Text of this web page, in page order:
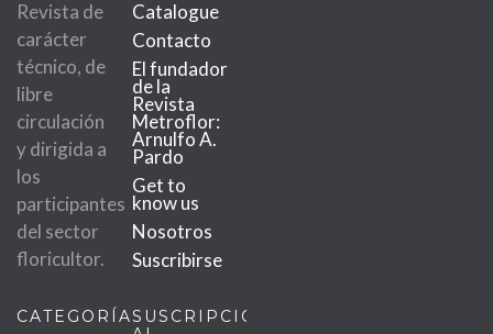
Revista de
carácter
técnico, de
libre
circulación
y dirigida a
los
participantes
del sector
floricultor.
Catalogue
Contacto
El fundador
de la
Revista
Metroflor:
Arnulfo A.
Pardo
Get to
know us
Nosotros
Suscribirse
CATEGORÍASSUSCRIPCIÓN